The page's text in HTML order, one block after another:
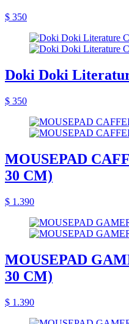
$ 350
Doki Doki
$ 350
MOUSEPAD
30 CM)
$ 1.390
MOUSEPAD
30 CM)
$ 1.390